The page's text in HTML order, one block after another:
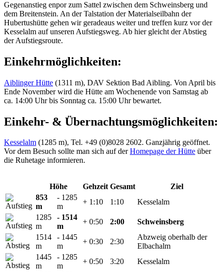
Gegenanstieg enpor zum Sattel zwischen dem Schweinsberg und
dem Breitenstein. An der Talstation der Materialseilbahn der
Hubertushütte gehen wir geradeaus weiter und treffen kurz vor der
Kesselalm auf unseren Aufstiegsweg. Ab hier gleicht der Abstieg
der Aufstiegsroute.
Einkehrmöglichkeiten:
Aiblinger Hütte (1311 m), DAV Sektion Bad Aibling. Von April bis
Ende November wird die Hütte am Wochenende von Samstag ab
ca. 14:00 Uhr bis Sonntag ca. 15:00 Uhr bewartet.
Einkehr- & Übernachtungsmöglichkeiten:
Kesselalm (1285 m), Tel. +49 (0)8028 2602. Ganzjährig geöffnet.
Vor dem Besuch sollte man sich auf derHomepage der Hütte über
die Ruhetage informieren.
Höhe Gehzeit Gesamt
Ziel
853
m
- 1285
m
+ 1:10 1:10
Kesselalm
1285
m
- 1514
m
+ 0:50 2:00
Schweinsberg
1514
m
- 1445
m
+ 0:30 2:30
Abzweig oberhalb der
Elbachalm
1445
m
- 1285
m
+ 0:50 3:20
Kesselalm